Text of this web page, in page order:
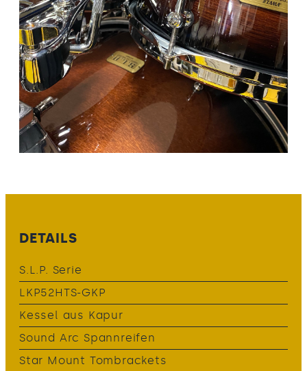
DETAILS
S.L.P. Serie
LKP52HTS-GKP
Kessel aus Kapur
Sound Arc Spannreifen
Star Mount Tombrackets